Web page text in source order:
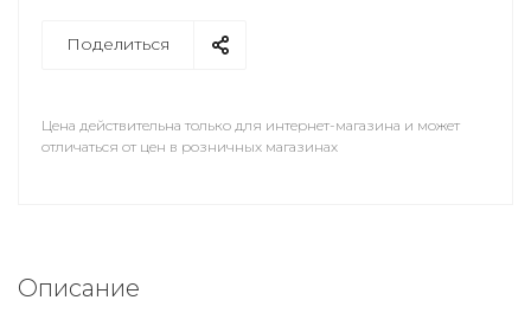
Поделиться
Цена действительна только для интернет-магазина и может
отличаться от цен в розничных магазинах
Описание